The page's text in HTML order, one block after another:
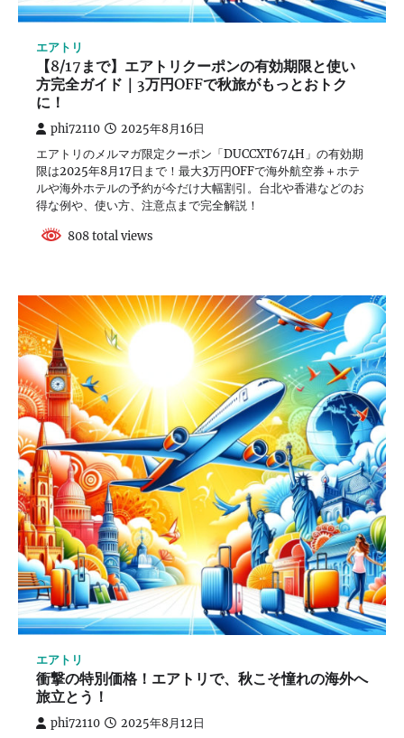
エアトリ
【8/17まで】エアトリクーポンの有効期限と使い
方完全ガイド｜3万円OFFで秋旅がもっとおトク
に！
phi72110 2025年8月16日
エアトリのメルマガ限定クーポン「DUCCXT674H」の有効期
限は2025年8月17日まで！最大3万円OFFで海外航空券＋ホテ
ルや海外ホテルの予約が今だけ大幅割引。台北や香港などのお
得な例や、使い方、注意点まで完全解説！
808 total views
エアトリ
衝撃の特別価格！エアトリで、秋こそ憧れの海外へ
旅立とう！
phi72110 2025年8月12日